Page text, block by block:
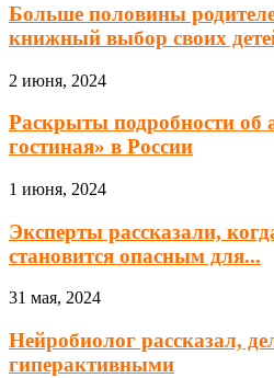
Больше половины
книжный выбор своих
2 июня, 2024
Раскрыты подробности об
гостиная» в России
1 июня, 2024
Эксперты рассказали,
становится опасным для...
31 мая, 2024
Нейробиолог рассказал,
гиперактивными